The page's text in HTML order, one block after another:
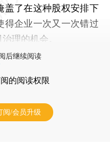
盖了在这种股权安排下
得企业一次又一次错过
理的机会。
后继续阅读
的阅读权限
阅/会员升级